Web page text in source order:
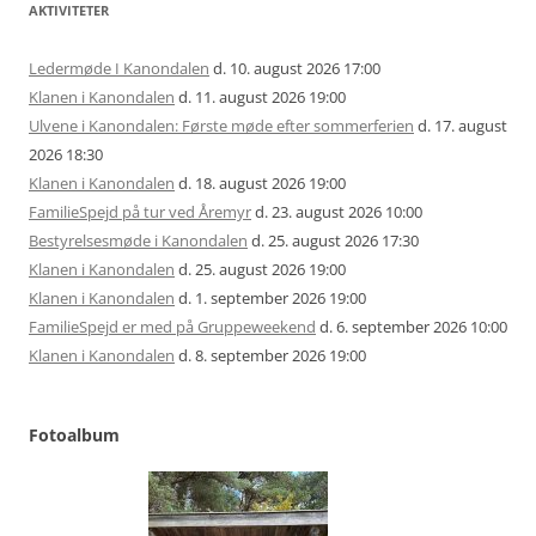
AKTIVITETER
Ledermøde I Kanondalen d. 10. august 2026 17:00
Klanen i Kanondalen d. 11. august 2026 19:00
Ulvene i Kanondalen: Første møde efter sommerferien d. 17. august
2026 18:30
Klanen i Kanondalen d. 18. august 2026 19:00
FamilieSpejd på tur ved Åremyrd. 23. august 2026 10:00
Bestyrelsesmøde i Kanondalen d. 25. august 2026 17:30
Klanen i Kanondalen d. 25. august 2026 19:00
Klanen i Kanondalen d. 1. september 2026 19:00
FamilieSpejd er med på Gruppeweekend d. 6. september 2026 10:00
Klanen i Kanondalen d. 8. september 2026 19:00
Fotoalbum